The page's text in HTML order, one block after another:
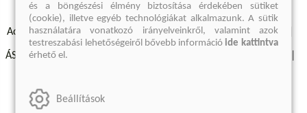
Adatvédelmi szabályzatok Elállási felmondási nyilatkozat
ÁSZF - Vásárlási feltételek
Szállítási információk
és a böngészési élmény biztosítása érdekében sütiket
(cookie), illetve egyéb technológiákat alkalmazunk. A sütik
használatára vonatkozó irányelveinkről, valamint azok
testreszabási lehetőségeiről bővebb információide kattintva
érhető el.
Beállítások